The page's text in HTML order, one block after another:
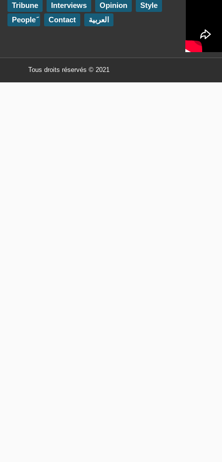
Tribune
Interviews Opinion
Style
Contact العربية
Tous droits réservés © 2021